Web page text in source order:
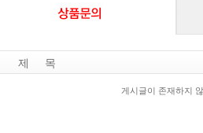
제 목
게시글이 존재하지